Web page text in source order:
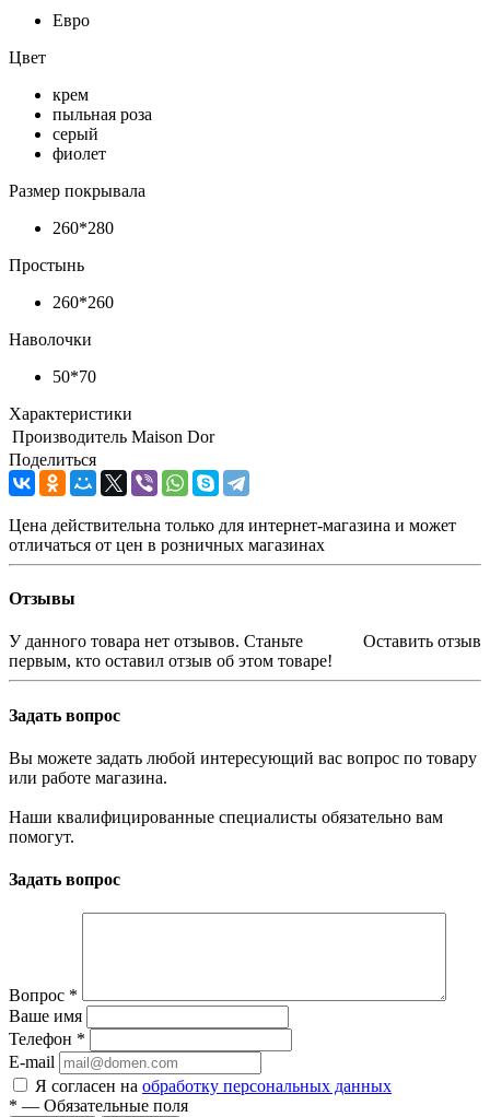
Евро
Цвет
крем
пыльная роза
серый
фиолет
Размер покрывала
260*280
Простынь
260*260
Наволочки
50*70
Характеристики
Производитель Maison Dor
Поделиться
Цена действительна только для интернет-магазина и может
отличаться от цен в розничных магазинах
Отзывы
Оставить отзыв
У данного товара нет отзывов. Станьте
первым, кто оставил отзыв об этом товаре!
Задать вопрос
Вы можете задать любой интересующий вас вопрос по товару
или работе магазина.
Наши квалифицированные специалисты обязательно вам
помогут.
Задать вопрос
Вопрос *
Ваше имя
Телефон *
E-mail
Я согласен на обработку персональных данных
* — Обязательные поля